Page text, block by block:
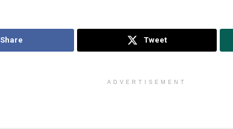
Share Tweet
ADVERTISEMENT